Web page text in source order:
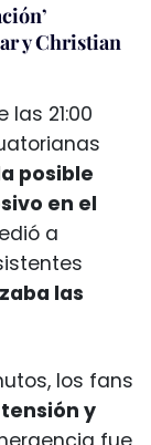
y Christian
las 21:00
posible
en el
a
las
los fans
y